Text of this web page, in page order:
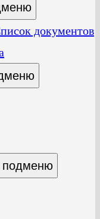
документов
подменю